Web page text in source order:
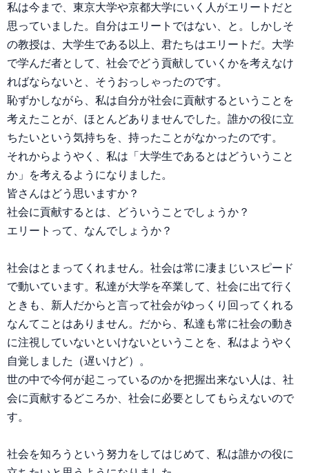
私は今まで、東京大学や京都大学にいく人がエリートだと
思っていました。自分はエリートではない、と。しかしそ
の教授は、大学生である以上、君たちはエリートだ。大学
で学んだ者として、社会でどう貢献していくかを考えなけ
ればならないと、そうおっしゃったのです。
恥ずかしながら、私は自分が社会に貢献するということを
考えたことが、ほとんどありませんでした。誰かの役に立
ちたいという気持ちを、持ったことがなかったのです。
それからようやく、私は「大学生であるとはどういうこと
か」を考えるようになりました。
皆さんはどう思いますか？
社会に貢献するとは、どういうことでしょうか？
エリートって、なんでしょうか？
社会はとまってくれません。社会は常に凄まじいスピード
で動いています。私達が大学を卒業して、社会に出て行く
ときも、新人だからと言って社会がゆっくり回ってくれる
なんてことはありません。だから、私達も常に社会の動き
に注視していないといけないということを、私はようやく
自覚しました（遅いけど）。
世の中で今何が起こっているのかを把握出来ない人は、社
会に貢献するどころか、社会に必要としてもらえないので
す。
社会を知ろうという努力をしてはじめて、私は誰かの役に